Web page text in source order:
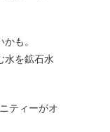
も。
水を鉱石水
ティーがオ